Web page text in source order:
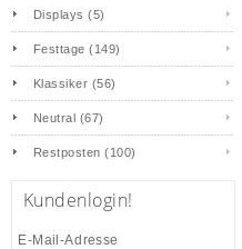
Displays (5)
Festtage (149)
Klassiker (56)
Neutral (67)
Restposten (100)
Kundenlogin!
E-Mail-Adresse